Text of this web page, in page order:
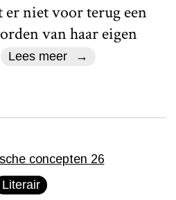
niet voor terug een
van haar eigen
Lees meer
Literair